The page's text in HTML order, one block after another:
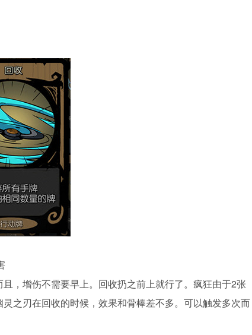
，增伤不需要早上。回收扔之前上就行了。疯狂由于2张
之刃在回收的时候，效果和骨棒差不多。可以触发多次而